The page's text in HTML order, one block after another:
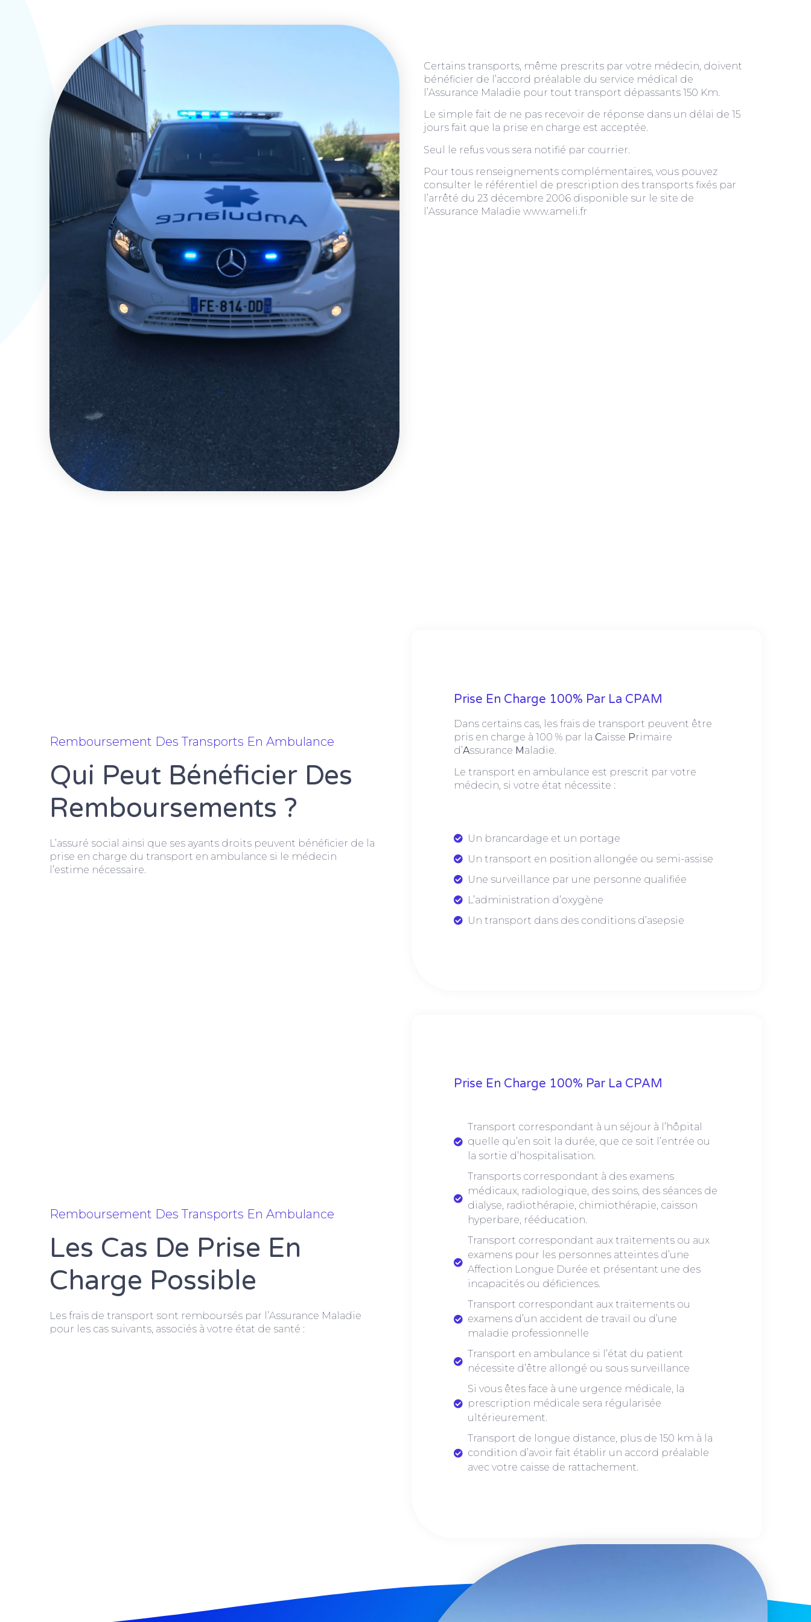
Certains transports, même prescrits par votre médecin, doivent
bénéficier de l’accord préalable du service médical de
l’Assurance Maladie pour tout transport dépassants 150 Km.
Le simple fait de ne pas recevoir de réponse dans un délai de 15
jours fait que la prise en charge est acceptée.
Seul le refus vous sera notifié par courrier.
Pour tous renseignements complémentaires, vous pouvez
consulter le référentiel de prescription des transports fixés par
l’arrêté du 23 décembre 2006 disponible sur le site de
l’Assurance Maladie www.ameli.fr
Remboursement Des Transports En Ambulance
Qui Peut Bénéficier Des
Remboursements ?
L’assuré social ainsi que ses ayants droits peuvent bénéficier de la
prise en charge du transport en ambulance si le médecin
l’estime nécessaire.
Prise En Charge 100% Par La CPAM
Dans certains cas, les frais de transport peuvent être
pris en charge à 100 % par la Caisse Primaire
d’Assurance Maladie.
Le transport en ambulance est prescrit par votre
médecin, si votre état nécessite :
Un brancardage et un portage
Un transport en position allongée ou semi-assise
Une surveillance par une personne qualifiée
L’administration d’oxygène
Un transport dans des conditions d’asepsie
Remboursement Des Transports En Ambulance
Les Cas De Prise En
Charge Possible
Les frais de transport sont remboursés par l’Assurance Maladie
pour les cas suivants, associés à votre état de santé :
Prise En Charge 100% Par La CPAM
Transport correspondant à un séjour à l’hôpital
quelle qu’en soit la durée, que ce soit l’entrée ou
la sortie d’hospitalisation.
Transports correspondant à des examens
médicaux, radiologique, des soins, des séances de
dialyse, radiothérapie, chimiothérapie, caisson
hyperbare, rééducation.
Transport correspondant aux traitements ou aux
examens pour les personnes atteintes d’une
Affection Longue Durée et présentant une des
incapacités ou déficiences.
Transport correspondant aux traitements ou
examens d’un accident de travail ou d’une
maladie professionnelle
Transport en ambulance si l’état du patient
nécessite d’être allongé ou sous surveillance
Si vous êtes face à une urgence médicale, la
prescription médicale sera régularisée
ultérieurement.
Transport de longue distance, plus de 150 km à la
condition d’avoir fait établir un accord préalable
avec votre caisse de rattachement.